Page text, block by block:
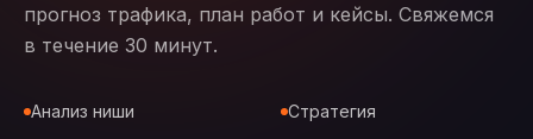
прогноз трафика, план работ и кейсы. Свяжемся
в течение 30 минут.
Анализ ниши
Стратегия